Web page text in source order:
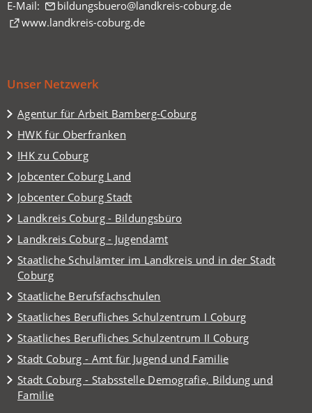
E-Mail:
bildungsbuero landkreis-coburg de
www.landkreis-coburg.de
(Öffnet
Tab)
Unser Netzwerk
Agentur für Arbeit Bamberg-Coburg
(Öffnet
in
einem
neuen
Tab)
HWK für Oberfranken
(Öffnet
in
einem
neuen
Tab)
IHK zu Coburg
(Öffnet
in
einem
neuen
Tab)
Jobcenter Coburg Land
(Öffnet
in
einem
neuen
Tab)
Jobcenter Coburg Stadt
(Öffnet
in
einem
neuen
Tab)
Landkreis Coburg - Bildungsbüro
(Öffnet
in
einem
neuen
Tab)
Landkreis Coburg - Jugendamt
(Öffnet
in
einem
neuen
Tab)
Staatliche Schulämter im Landkreis und in der Stadt
Coburg
(Öffnet
in
einem
neuen
Tab)
Staatliche Berufsfachschulen
(Öffnet
in
einem
neuen
Tab)
Staatliches Berufliches Schulzentrum I Coburg
(Öffnet
in
einem
neuen
Tab)
Staatliches Berufliches Schulzentrum II Coburg
(Öffnet
in
einem
neuen
Tab)
Stadt Coburg - Amt für Jugend und Familie
(Öffnet
in
einem
neuen
Stadt Coburg - Stabsstelle Demografie, Bildung und
Familie
(Öffnet